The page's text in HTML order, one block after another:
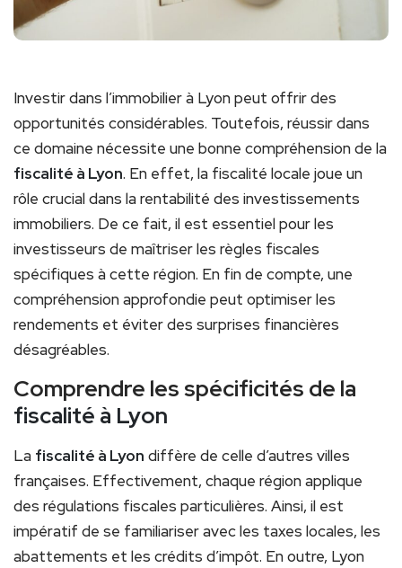
Investir dans l’immobilier à Lyon peut offrir des
opportunités considérables. Toutefois, réussir dans
ce domaine nécessite une bonne compréhension de la
fiscalité à Lyon. En effet, la fiscalité locale joue un
rôle crucial dans la rentabilité des investissements
immobiliers. De ce fait, il est essentiel pour les
investisseurs de maîtriser les règles fiscales
spécifiques à cette région. En fin de compte, une
compréhension approfondie peut optimiser les
rendements et éviter des surprises financières
désagréables.
Comprendre les spécificités de la
fiscalité à Lyon
La fiscalité à Lyon diffère de celle d’autres villes
françaises. Effectivement, chaque région applique
des régulations fiscales particulières. Ainsi, il est
impératif de se familiariser avec les taxes locales, les
abattements et les crédits d’impôt. En outre, Lyon